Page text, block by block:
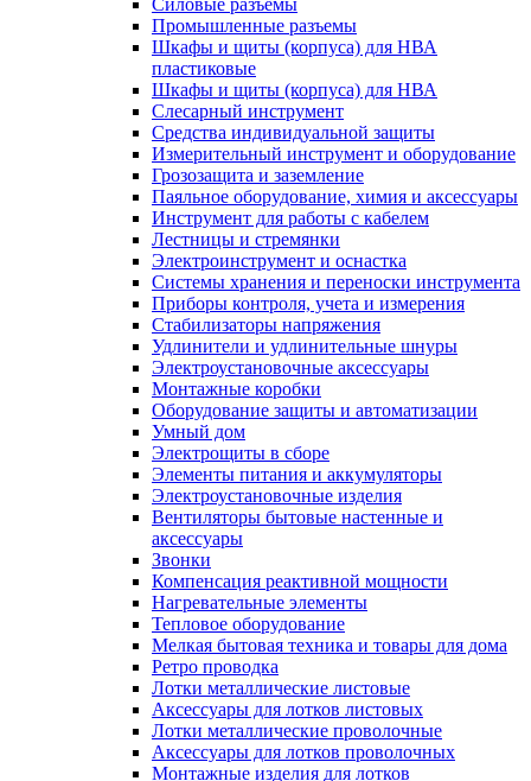
Силовые разъёмы
Промышленные разъемы
Шкафы и щиты (корпуса) для НВА
пластиковые
Шкафы и щиты (корпуса) для НВА
Слесарный инструмент
Средства индивидуальной защиты
Измерительный инструмент и оборудование
Грозозащита и заземление
Паяльное оборудование, химия и аксессуары
Инструмент для работы с кабелем
Лестницы и стремянки
Электроинструмент и оснастка
Системы хранения и переноски инструмента
Приборы контроля, учета и измерения
Стабилизаторы напряжения
Удлинители и удлинительные шнуры
Электроустановочные аксессуары
Монтажные коробки
Оборудование защиты и автоматизации
Умный дом
Электрощиты в сборе
Элементы питания и аккумуляторы
Электроустановочные изделия
Вентиляторы бытовые настенные и
аксессуары
Звонки
Компенсация реактивной мощности
Нагревательные элементы
Тепловое оборудование
Мелкая бытовая техника и товары для дома
Ретро проводка
Лотки металлические листовые
Аксессуары для лотков листовых
Лотки металлические проволочные
Аксессуары для лотков проволочных
Монтажные изделия для лотков